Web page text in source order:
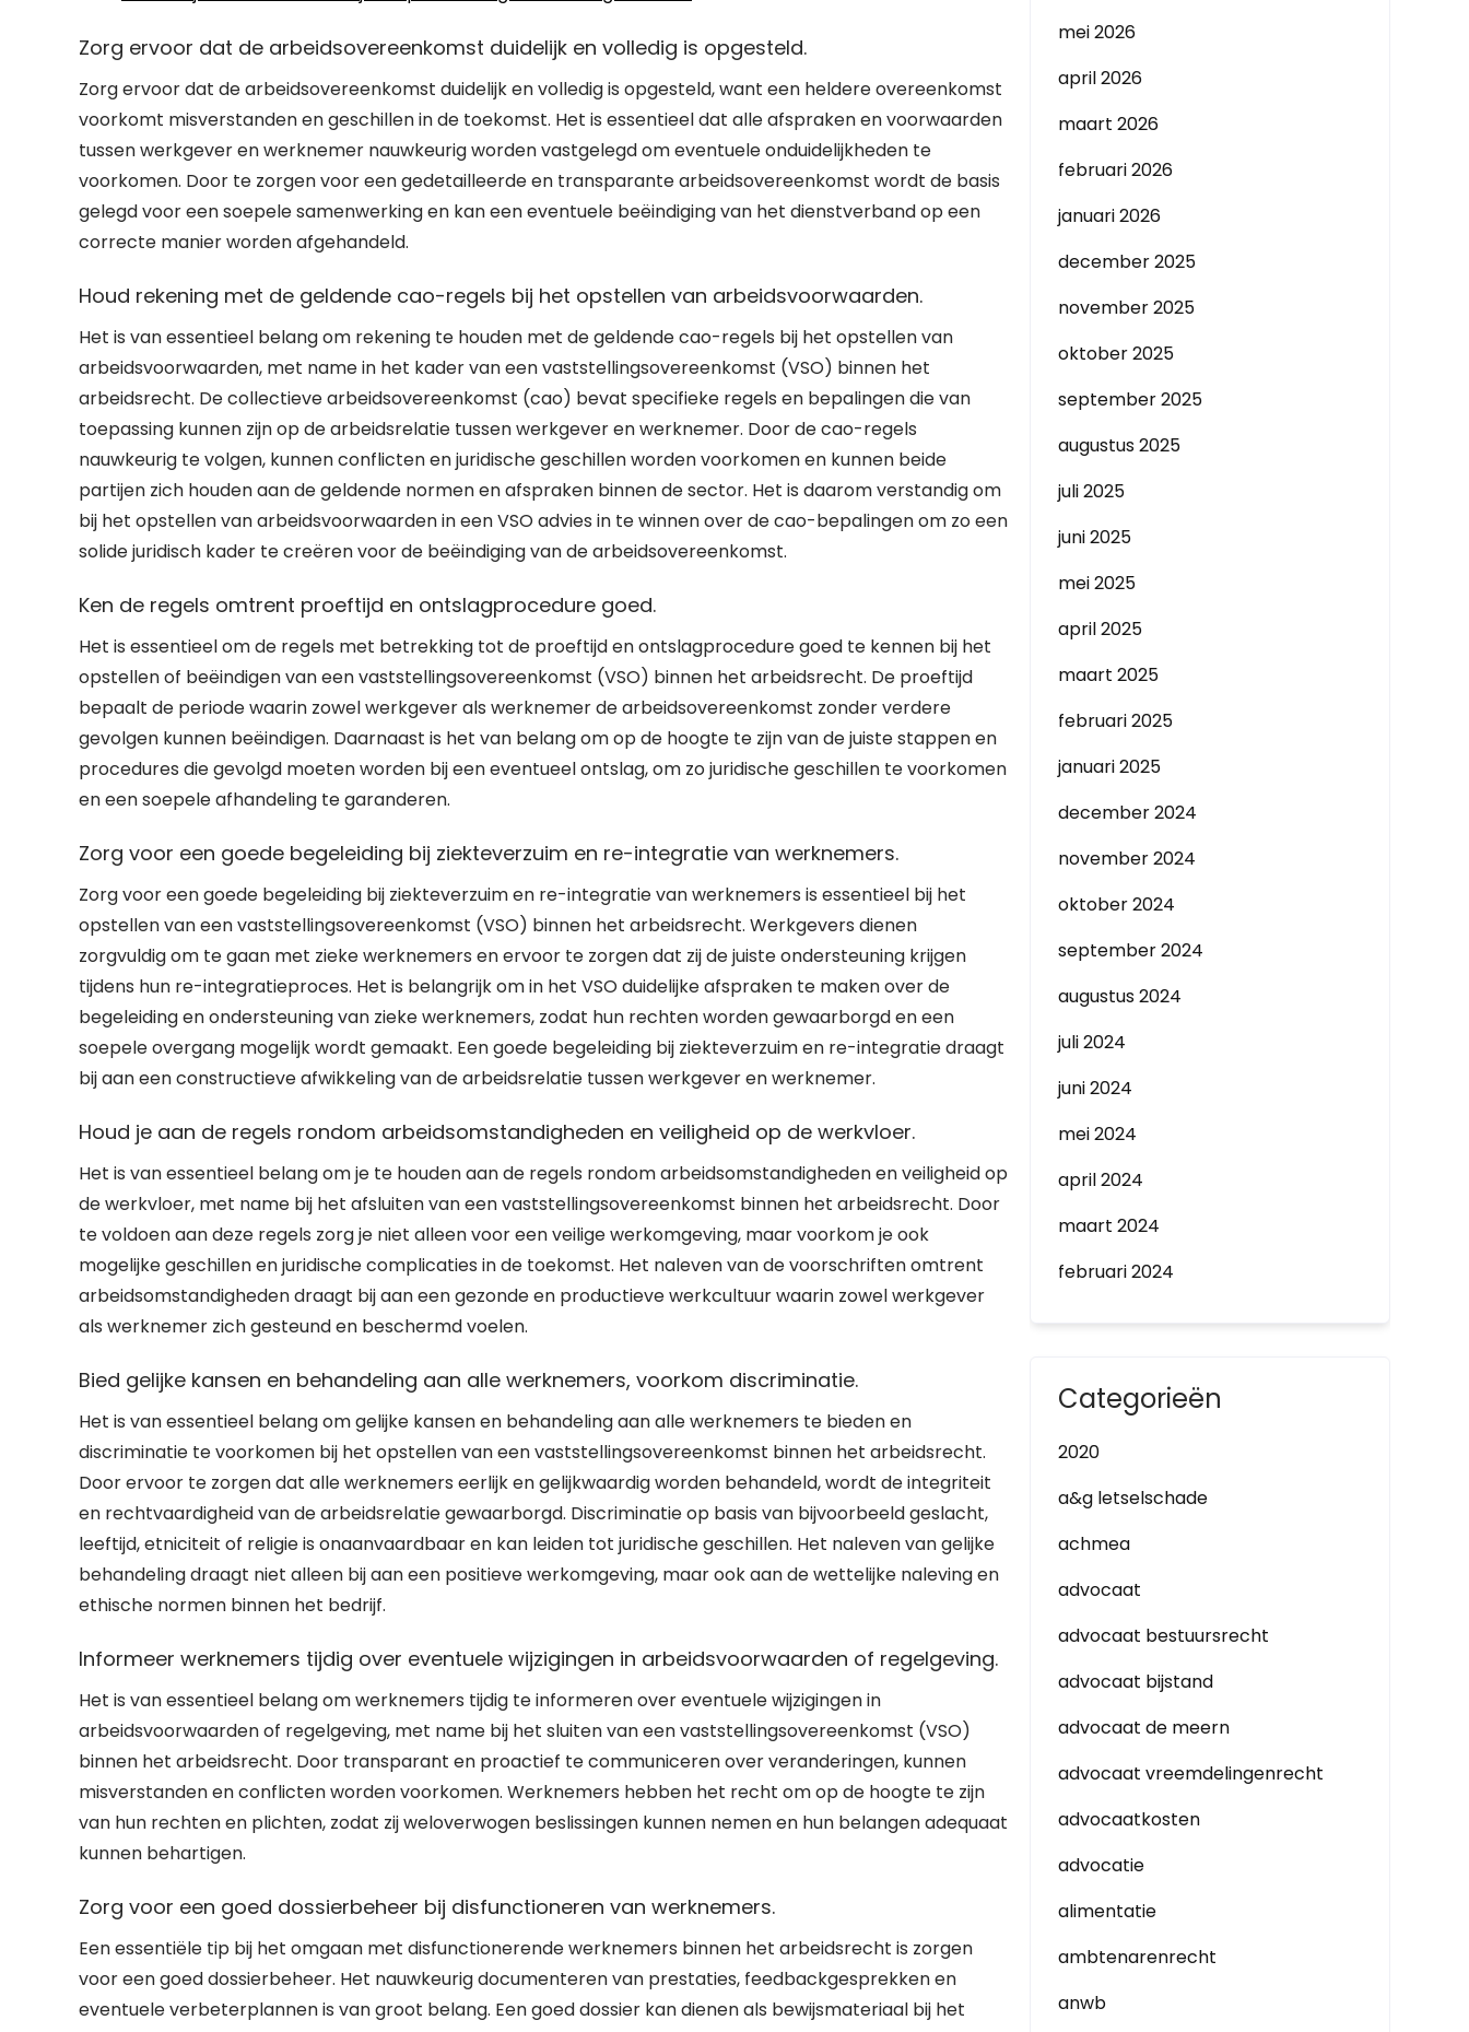
Zorg ervoor dat de arbeidsovereenkomst duidelijk en volledig is opgesteld.
Zorg ervoor dat de arbeidsovereenkomst duidelijk en volledig is opgesteld, want een heldere overeenkomst
voorkomt misverstanden en geschillen in de toekomst. Het is essentieel dat alle afspraken en voorwaarden
tussen werkgever en werknemer nauwkeurig worden vastgelegd om eventuele onduidelijkheden te
voorkomen. Door te zorgen voor een gedetailleerde en transparante arbeidsovereenkomst wordt de basis
gelegd voor een soepele samenwerking en kan een eventuele beëindiging van het dienstverband op een
correcte manier worden afgehandeld.
Houd rekening met de geldende cao-regels bij het opstellen van arbeidsvoorwaarden.
Het is van essentieel belang om rekening te houden met de geldende cao-regels bij het opstellen van
arbeidsvoorwaarden, met name in het kader van een vaststellingsovereenkomst (VSO) binnen het
arbeidsrecht. De collectieve arbeidsovereenkomst (cao) bevat specifieke regels en bepalingen die van
toepassing kunnen zijn op de arbeidsrelatie tussen werkgever en werknemer. Door de cao-regels
nauwkeurig te volgen, kunnen conflicten en juridische geschillen worden voorkomen en kunnen beide
partijen zich houden aan de geldende normen en afspraken binnen de sector. Het is daarom verstandig om
bij het opstellen van arbeidsvoorwaarden in een VSO advies in te winnen over de cao-bepalingen om zo een
solide juridisch kader te creëren voor de beëindiging van de arbeidsovereenkomst.
Ken de regels omtrent proeftijd en ontslagprocedure goed.
Het is essentieel om de regels met betrekking tot de proeftijd en ontslagprocedure goed te kennen bij het
opstellen of beëindigen van een vaststellingsovereenkomst (VSO) binnen het arbeidsrecht. De proeftijd
bepaalt de periode waarin zowel werkgever als werknemer de arbeidsovereenkomst zonder verdere
gevolgen kunnen beëindigen. Daarnaast is het van belang om op de hoogte te zijn van de juiste stappen en
procedures die gevolgd moeten worden bij een eventueel ontslag, om zo juridische geschillen te voorkomen
en een soepele afhandeling te garanderen.
Zorg voor een goede begeleiding bij ziekteverzuim en re-integratie van werknemers.
Zorg voor een goede begeleiding bij ziekteverzuim en re-integratie van werknemers is essentieel bij het
opstellen van een vaststellingsovereenkomst (VSO) binnen het arbeidsrecht. Werkgevers dienen
zorgvuldig om te gaan met zieke werknemers en ervoor te zorgen dat zij de juiste ondersteuning krijgen
tijdens hun re-integratieproces. Het is belangrijk om in het VSO duidelijke afspraken te maken over de
begeleiding en ondersteuning van zieke werknemers, zodat hun rechten worden gewaarborgd en een
soepele overgang mogelijk wordt gemaakt. Een goede begeleiding bij ziekteverzuim en re-integratie draagt
bij aan een constructieve afwikkeling van de arbeidsrelatie tussen werkgever en werknemer.
Houd je aan de regels rondom arbeidsomstandigheden en veiligheid op de werkvloer.
Het is van essentieel belang om je te houden aan de regels rondom arbeidsomstandigheden en veiligheid op
de werkvloer, met name bij het afsluiten van een vaststellingsovereenkomst binnen het arbeidsrecht. Door
te voldoen aan deze regels zorg je niet alleen voor een veilige werkomgeving, maar voorkom je ook
mogelijke geschillen en juridische complicaties in de toekomst. Het naleven van de voorschriften omtrent
arbeidsomstandigheden draagt bij aan een gezonde en productieve werkcultuur waarin zowel werkgever
als werknemer zich gesteund en beschermd voelen.
Bied gelijke kansen en behandeling aan alle werknemers, voorkom discriminatie.
Het is van essentieel belang om gelijke kansen en behandeling aan alle werknemers te bieden en
discriminatie te voorkomen bij het opstellen van een vaststellingsovereenkomst binnen het arbeidsrecht.
Door ervoor te zorgen dat alle werknemers eerlijk en gelijkwaardig worden behandeld, wordt de integriteit
en rechtvaardigheid van de arbeidsrelatie gewaarborgd. Discriminatie op basis van bijvoorbeeld geslacht,
leeftijd, etniciteit of religie is onaanvaardbaar en kan leiden tot juridische geschillen. Het naleven van gelijke
behandeling draagt niet alleen bij aan een positieve werkomgeving, maar ook aan de wettelijke naleving en
ethische normen binnen het bedrijf.
Informeer werknemers tijdig over eventuele wijzigingen in arbeidsvoorwaarden of regelgeving.
Het is van essentieel belang om werknemers tijdig te informeren over eventuele wijzigingen in
arbeidsvoorwaarden of regelgeving, met name bij het sluiten van een vaststellingsovereenkomst (VSO)
binnen het arbeidsrecht. Door transparant en proactief te communiceren over veranderingen, kunnen
misverstanden en conflicten worden voorkomen. Werknemers hebben het recht om op de hoogte te zijn
van hun rechten en plichten, zodat zij weloverwogen beslissingen kunnen nemen en hun belangen adequaat
kunnen behartigen.
Zorg voor een goed dossierbeheer bij disfunctioneren van werknemers.
Een essentiële tip bij het omgaan met disfunctionerende werknemers binnen het arbeidsrecht is zorgen
voor een goed dossierbeheer. Het nauwkeurig documenteren van prestaties, feedbackgesprekken en
eventuele verbeterplannen is van groot belang. Een goed dossier kan dienen als bewijsmateriaal bij het
mei 2026
april 2026
maart 2026
februari 2026
januari 2026
december 2025
november 2025
oktober 2025
september 2025
augustus 2025
juli 2025
juni 2025
mei 2025
april 2025
maart 2025
februari 2025
januari 2025
december 2024
november 2024
oktober 2024
september 2024
augustus 2024
juli 2024
juni 2024
mei 2024
april 2024
maart 2024
februari 2024
Categorieën
2020
a&g letselschade
achmea
advocaat
advocaat bestuursrecht
advocaat bijstand
advocaat de meern
advocaat vreemdelingenrecht
advocaatkosten
advocatie
alimentatie
ambtenarenrecht
anwb